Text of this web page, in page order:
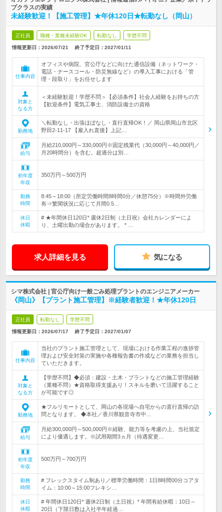
プクラスの実績
未経験歓迎！【施工管理】★年休120日★転勤なし（岡山）
正社員 職種・業種未経験OK 転勤なし 学歴不問
情報更新日：2026/07/21 終了予定日： 2027/01/11
仕事内容
オフィスや病院、官公庁などに向けた通信設備（ネットワーク・
電話・ナースコール・防災無線など）の導入工事における「管
理・段取り」をお任せします
対象と
なる方
＜未経験歓迎！学歴不問＞【必須条件】社会人経験をお持ちの方
【歓迎条件】電気工事士、消防設備士の資格
勤務地
＼転勤なし・出張ほぼなし・直行直帰OK！／ 岡山県岡山市北区
野田2-11-17 【雇入れ直後】上記…
給与
月給210,000円～330,000円※固定残業代（30,000円～40,000円／
月20時間分）を含む。超過分は別…
初年度
年収
350万円～500万円
勤務
時間
8:45～18:00（所定労働時間8時間0分／休憩75分）※時間外労働
有⇒繁閑状況に応じて月間0.5…
休日
休暇
# ★年間休日120日* 週休2日制（土日祝）会社カレンダーによ
り、土曜出勤の場合があります。 * …
求人詳細を見る 気になる
シマ株式会社 | 官公庁向け一般ごみ処理プラントのエンジニアメーカー
《岡山》【プラント施工管理】※経験者歓迎！★年休120日
正社員 転勤なし 学歴不問
情報更新日：2026/07/17 終了予定日： 2027/01/07
仕事内容
当社のプラント施工管理として、現場における作業工程の進捗管
理および安全対策の実施や各種報告書の作成などの業務を担当し
ていただきます。
対象と
なる方
【学歴不問】◆必須：建設・土木・プラントなどの施工管理経験
（業種不問）★資格取得支援あり！スキルを磨いて活躍すること
が可能です◎
勤務地
★フルリモートとして、岡山の各現場へ自宅からの直行直帰の訪
問となります。 ◆本社／香川県観音寺市中…
給与
月給300,000円～500,000円※経験、能力等を考慮の上、当社規定
により優遇します。※試用期間3ヵ月（待遇変更…
初年度
年収
500万円～700万円
勤務
時間
# フレックスタイム制あり／標準労働時間：1日8時間00分コアタ
イム：10:00～15:00フレキシ…
休日
休暇
# 年間休日120日* 週休2日制（土日祝）* 年間有給休暇：10日～
20日（下限日数は入社半年経過…